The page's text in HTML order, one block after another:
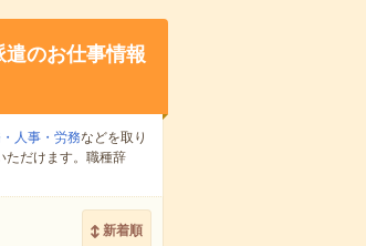
遣のお仕事情報
人事・労務などを取り
ただけます。職種辞
新着順